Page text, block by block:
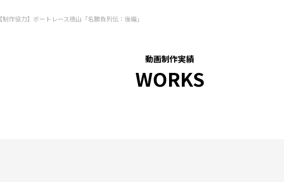
【制作協力】ボートレース徳山「名勝負列伝：後編」
動画制作実績
WORKS